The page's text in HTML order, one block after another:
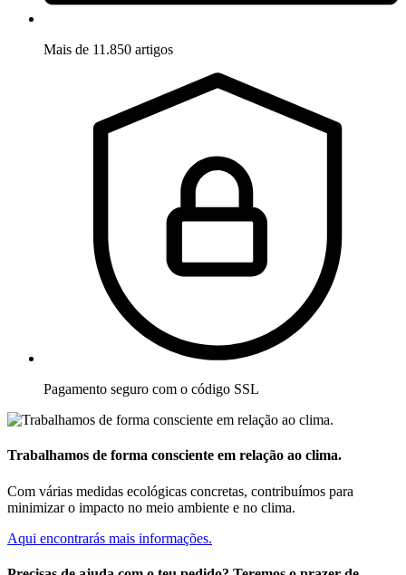
Mais de 11.850 artigos
Pagamento seguro com o código SSL
Trabalhamos de forma consciente em relação ao clima.
Com várias medidas ecológicas concretas, contribuímos para
minimizar o impacto no meio ambiente e no clima.
Aqui encontrarás mais informações.